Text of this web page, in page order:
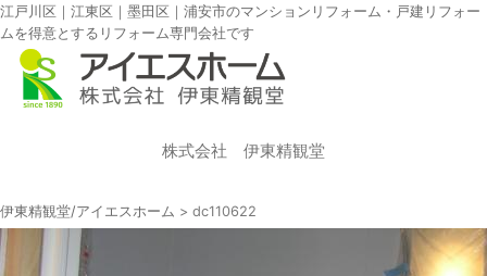
江戸川区｜江東区｜墨田区｜浦安市のマンションリフォーム・戸建リフォー
ムを得意とするリフォーム専門会社です
株式会社 伊東精観堂
伊東精観堂/アイエスホーム > dc110622